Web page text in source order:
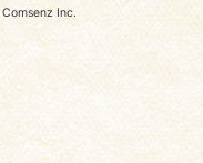
Comsenz Inc.